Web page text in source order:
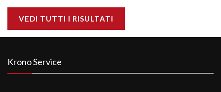
VEDI TUTTI I RISULTATI
Krono Service